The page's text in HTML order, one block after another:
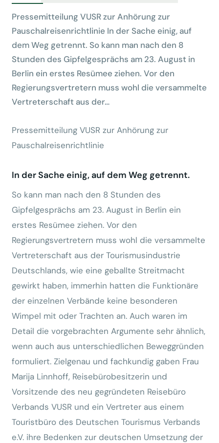
Pressemitteilung VUSR zur Anhörung zur
Pauschalreisenrichtlinie In der Sache einig, auf
dem Weg getrennt. So kann man nach den 8
Stunden des Gipfelgesprächs am 23. August in
Berlin ein erstes Resümee ziehen. Vor den
Regierungsvertretern muss wohl die versammelte
Vertreterschaft aus der…
Pressemitteilung VUSR zur Anhörung zur
Pauschalreisenrichtlinie
In der Sache einig, auf dem Weg getrennt.
So kann man nach den 8 Stunden des
Gipfelgesprächs am 23. August in Berlin ein
erstes Resümee ziehen. Vor den
Regierungsvertretern muss wohl die versammelte
Vertreterschaft aus der Tourismusindustrie
Deutschlands, wie eine geballte Streitmacht
gewirkt haben, immerhin hatten die Funktionäre
der einzelnen Verbände keine besonderen
Wimpel mit oder Trachten an. Auch waren im
Detail die vorgebrachten Argumente sehr ähnlich,
wenn auch aus unterschiedlichen Beweggründen
formuliert. Zielgenau und fachkundig gaben Frau
Marija Linnhoff, Reisebürobesitzerin und
Vorsitzende des neu gegründeten Reisebüro
Verbands VUSR und ein Vertreter aus einem
Touristbüro des Deutschen Tourismus Verbands
e.V. ihre Bedenken zur deutschen Umsetzung der